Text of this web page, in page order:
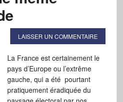
LAISSER UN COMMENTAIRE
La France est certainement le
pays d’Europe ou l’extrême
gauche, qui a été pourtant
pratiquement éradiquée du